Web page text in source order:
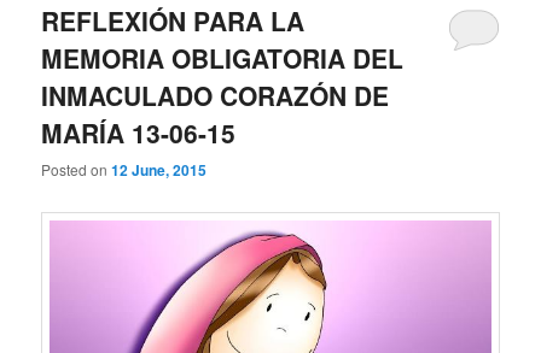
REFLEXIÓN PARA LA
MEMORIA OBLIGATORIA DEL
INMACULADO CORAZÓN DE
MARÍA 13-06-15
Posted on12 June, 2015